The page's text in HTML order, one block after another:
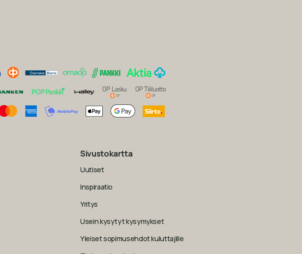
Sivustokartta
Uutiset
Inspiraatio
Yritys
Usein kysytyt kysymykset
Yleiset sopimusehdot kuluttajille